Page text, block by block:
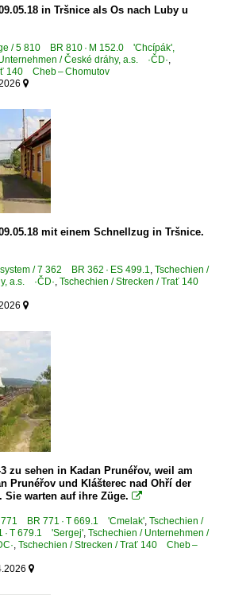
| 91 80
BR 193 ·Vectron AC/MS· 'X4 E' Private
·Vectron AC/MS·
Lokte
629
· T 458.1 'Velky Hector'
· T 458.1 'Velky Hector' Private
in Tršnice als Os nach Luby u
/ 5 810 BR 810 · M 152.0 'Chcípák',
/ České dráhy, a.s. ·ČD·,
140 Cheb – Chomutov

mit einem Schnellzug in Tršnice.
/ 7 362 BR 362 · ES 499.1, Tschechien /
a.s. ·ČD·, Tschechien / Strecken / Trať 140

3 zu sehen in Kadan Prunéřov, weil am
Prunéřov und Klášterec nad Ohří der
Sie warten auf ihre Züge. 
771 BR 771 · T 669.1 'Cmelak', Tschechien /
· T 679.1 'Sergej', Tschechien / Unternehmen /
, Tschechien / Strecken / Trať 140 Cheb –
